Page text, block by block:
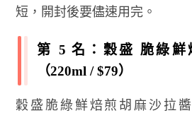
短，開封後要儘速用完。
第 5 名：穀盛 脆綠鮮
（220ml / $79）
穀盛脆綠鮮焙煎胡麻沙拉